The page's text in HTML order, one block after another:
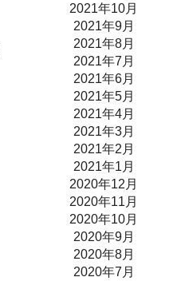
2021年10月
2021年9月
2021年8月
2021年7月
2021年6月
2021年5月
2021年4月
2021年3月
2021年2月
2021年1月
2020年12月
2020年11月
2020年10月
2020年9月
2020年8月
2020年7月